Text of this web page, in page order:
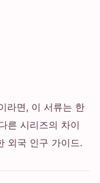
라면, 이 서류는 한
른 시리즈의 차이
외국 인구 가이드.